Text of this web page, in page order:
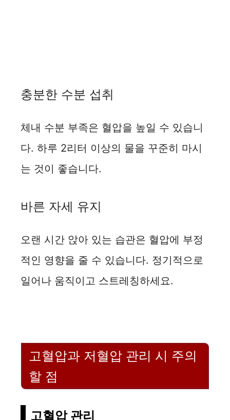
충분한 수분 섭취
체내 수분 부족은 혈압을 높일 수 있습니
다. 하루 2리터 이상의 물을 꾸준히 마시
는 것이 좋습니다.
바른 자세 유지
오랜 시간 앉아 있는 습관은 혈압에 부정
적인 영향을 줄 수 있습니다. 정기적으로
일어나 움직이고 스트레칭하세요.
고혈압과 저혈압 관리 시 주의
할 점
고혈압 관리